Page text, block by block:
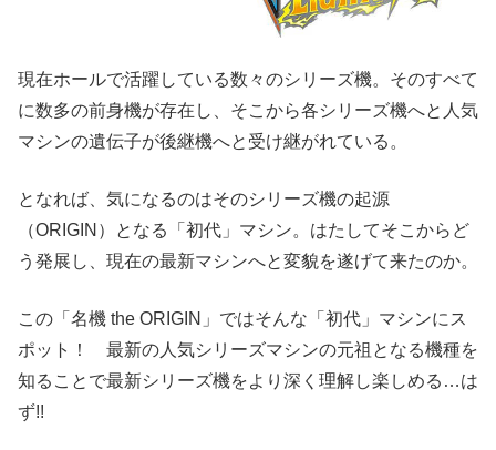
現在ホールで活躍している数々のシリーズ機。そのすべて
に数多の前身機が存在し、そこから各シリーズ機へと人気
マシンの遺伝子が後継機へと受け継がれている。
となれば、気になるのはそのシリーズ機の起源
（ORIGIN）となる「初代」マシン。はたしてそこからど
う発展し、現在の最新マシンへと変貌を遂げて来たのか。
この「名機 the ORIGIN」ではそんな「初代」マシンにス
ポット！ 最新の人気シリーズマシンの元祖となる機種を
知ることで最新シリーズ機をより深く理解し楽しめる…は
ず!!